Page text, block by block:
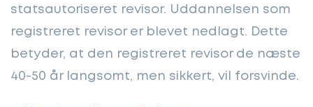
statsautoriseret revisor. Uddannelsen som
registreret revisor er blevet nedlagt. Dette
betyder, at den registreret revisor de næste
40-50 år langsomt, men sikkert, vil forsvinde.